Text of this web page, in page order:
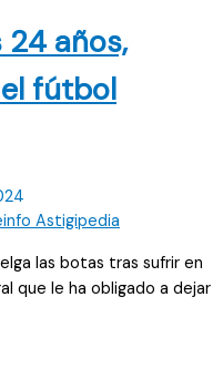
24 años,
fútbol
las botas tras sufrir en
que le ha obligado a dejar